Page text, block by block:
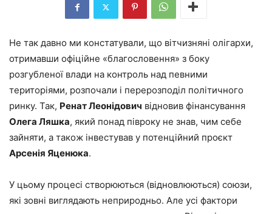
Не так давно ми констатували, що вітчизняні олігархи,
отримавши офіційне «благословення» з боку
розгубленої влади на контроль над певними
територіями, розпочали і перерозподіл політичного
ринку. Так, Ренат Леонідович відновив фінансування
Олега Ляшка, який понад півроку не знав, чим себе
зайняти, а також інвестував у потенційний проєкт
Арсенія Яценюка.
У цьому процесі створюються (відновлюються) союзи,
які зовні виглядають неприродньо. Але усі фактори